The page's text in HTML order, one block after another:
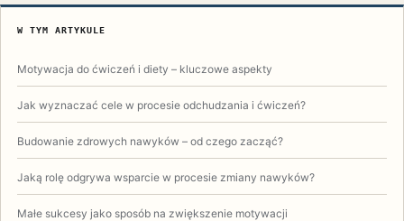
W TYM ARTYKULE
Motywacja do ćwiczeń i diety – kluczowe aspekty
Jak wyznaczać cele w procesie odchudzania i ćwiczeń?
Budowanie zdrowych nawyków – od czego zacząć?
Jaką rolę odgrywa wsparcie w procesie zmiany nawyków?
Małe sukcesy jako sposób na zwiększenie motywacji